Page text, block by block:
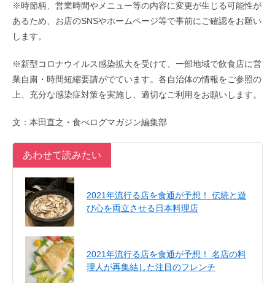
※時節柄、営業時間やメニュー等の内容に変更が生じる可能性が
あるため、お店のSNSやホームページ等で事前にご確認をお願い
します。
※新型コロナウイルス感染拡大を受けて、一部地域で飲食店に営
業自粛・時間短縮要請がでています。各自治体の情報をご参照の
上、充分な感染症対策を実施し、適切なご利用をお願いします。
文：本田直之・食べログマガジン編集部
あわせて読みたい
2021年流行る店を食通が予想！ 伝統と遊
び心を両立させる日本料理店
2021年流行る店を食通が予想！ 名店の料
理人が再集結した注目のフレンチ